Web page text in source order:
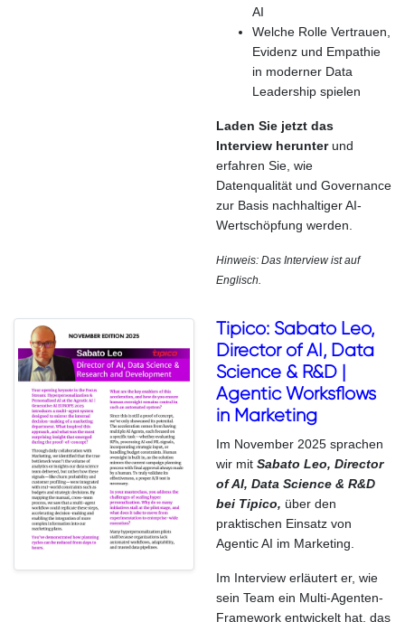
AI
Welche Rolle Vertrauen,
Evidenz und Empathie
in moderner Data
Leadership spielen
Laden Sie jetzt das
Interview herunter und
erfahren Sie, wie
Datenqualität und Governance
zur Basis nachhaltiger AI-
Wertschöpfung werden.
Hinweis: Das Interview ist auf
Englisch.
Tipico: Sabato Leo,
Director of AI, Data
Science & R&D |
Agentic Worksflows
in Marketing
Im November 2025 sprachen
wir mit Sabato Leo, Director
of AI, Data Science & R&D
bei Tipico, über den
praktischen Einsatz von
Agentic AI im Marketing.
Im Interview erläutert er, wie
sein Team ein Multi-Agenten-
Framework entwickelt hat, das